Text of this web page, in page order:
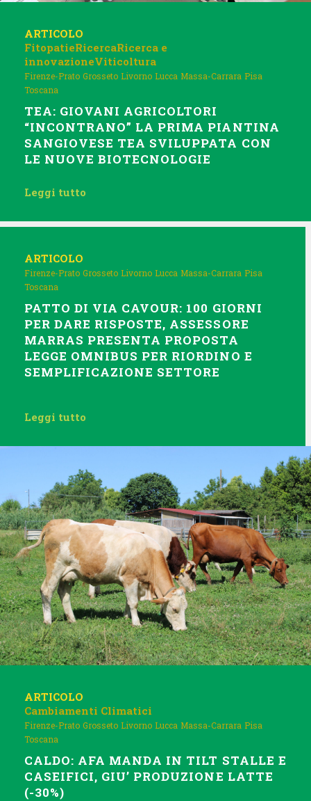
ARTICOLO
FitopatieRicercaRicerca e
innovazioneViticoltura
Firenze-Prato Grosseto Livorno Lucca Massa-Carrara Pisa
Toscana
TEA: GIOVANI AGRICOLTORI
“INCONTRANO” LA PRIMA PIANTINA
SANGIOVESE TEA SVILUPPATA CON
LE NUOVE BIOTECNOLOGIE
Leggi tutto
ARTICOLO
Firenze-Prato Grosseto Livorno Lucca Massa-Carrara Pisa
Toscana
PATTO DI VIA CAVOUR: 100 GIORNI
PER DARE RISPOSTE, ASSESSORE
MARRAS PRESENTA PROPOSTA
LEGGE OMNIBUS PER RIORDINO E
SEMPLIFICAZIONE SETTORE
Leggi tutto
ARTICOLO
Cambiamenti Climatici
Firenze-Prato Grosseto Livorno Lucca Massa-Carrara Pisa
Toscana
CALDO: AFA MANDA IN TILT STALLE E
CASEIFICI, GIU’ PRODUZIONE LATTE
(-30%)